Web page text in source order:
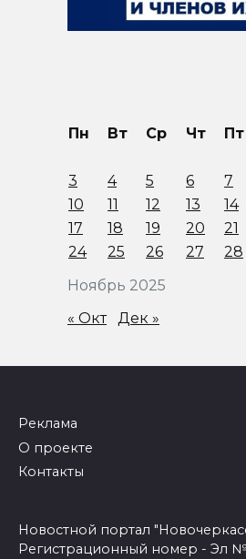
Ноябрь 2025
Пн Вт Ср Чт Пт
3
4 5 6 7
10
11 12 13 14
17
18 19 20 21
24
25 26 27 28
« Окт Дек »
Реклама
О проекте
Контакты
Новостной портал
Регистрационный номер - Эл №